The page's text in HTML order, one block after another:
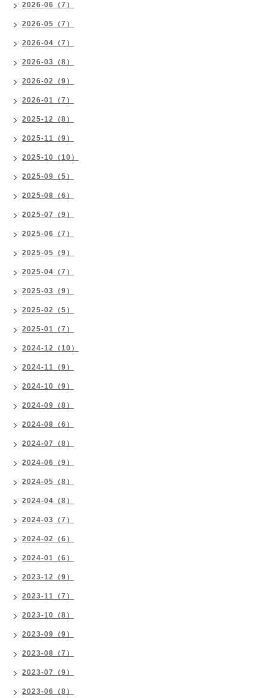
2026-06（7）
2026-05（7）
2026-04（7）
2026-03（8）
2026-02（9）
2026-01（7）
2025-12（8）
2025-11（9）
2025-10（10）
2025-09（5）
2025-08（6）
2025-07（9）
2025-06（7）
2025-05（9）
2025-04（7）
2025-03（9）
2025-02（5）
2025-01（7）
2024-12（10）
2024-11（9）
2024-10（9）
2024-09（8）
2024-08（6）
2024-07（8）
2024-06（9）
2024-05（8）
2024-04（8）
2024-03（7）
2024-02（6）
2024-01（6）
2023-12（9）
2023-11（7）
2023-10（8）
2023-09（9）
2023-08（7）
2023-07（9）
2023-06（8）